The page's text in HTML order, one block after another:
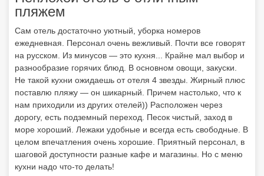
пляжем
Сам отель достаточно уютный, уборка номеров
ежедневная. Персонал очень вежливый. Почти все говорят
на русском. Из минусов — это кухня... Крайне мал выбор и
разнообразие горячих блюд. В основном овощи, закуски.
Не такой кухни ожидаешь от отеля 4 звезды. Жирный плюс
поставлю пляжу — он шикарный. Причем настолько, что к
нам приходили из других отелей)) Расположен через
дорогу, есть подземный переход. Песок чистый, заход в
море хороший. Лежаки удобные и всегда есть свободные. В
целом впечатления очень хорошие. Приятный персонал, в
шаговой доступности разные кафе и магазины. Но с меню
кухни надо что-то делать!